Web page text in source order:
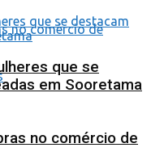
no comércio de
que se
em Sooretama